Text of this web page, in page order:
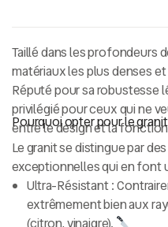
Taillé dans les profondeurs
matériaux les plus denses
Réputé pour sarobustesse
privilégié pour ceux qui ne
entre le design et la
Pourquoi opter pour le
Le granit se distingue par
exceptionnelles qui en font
Ultra-Résistant :
extrêmement bien aux
(citron, vinaigre).